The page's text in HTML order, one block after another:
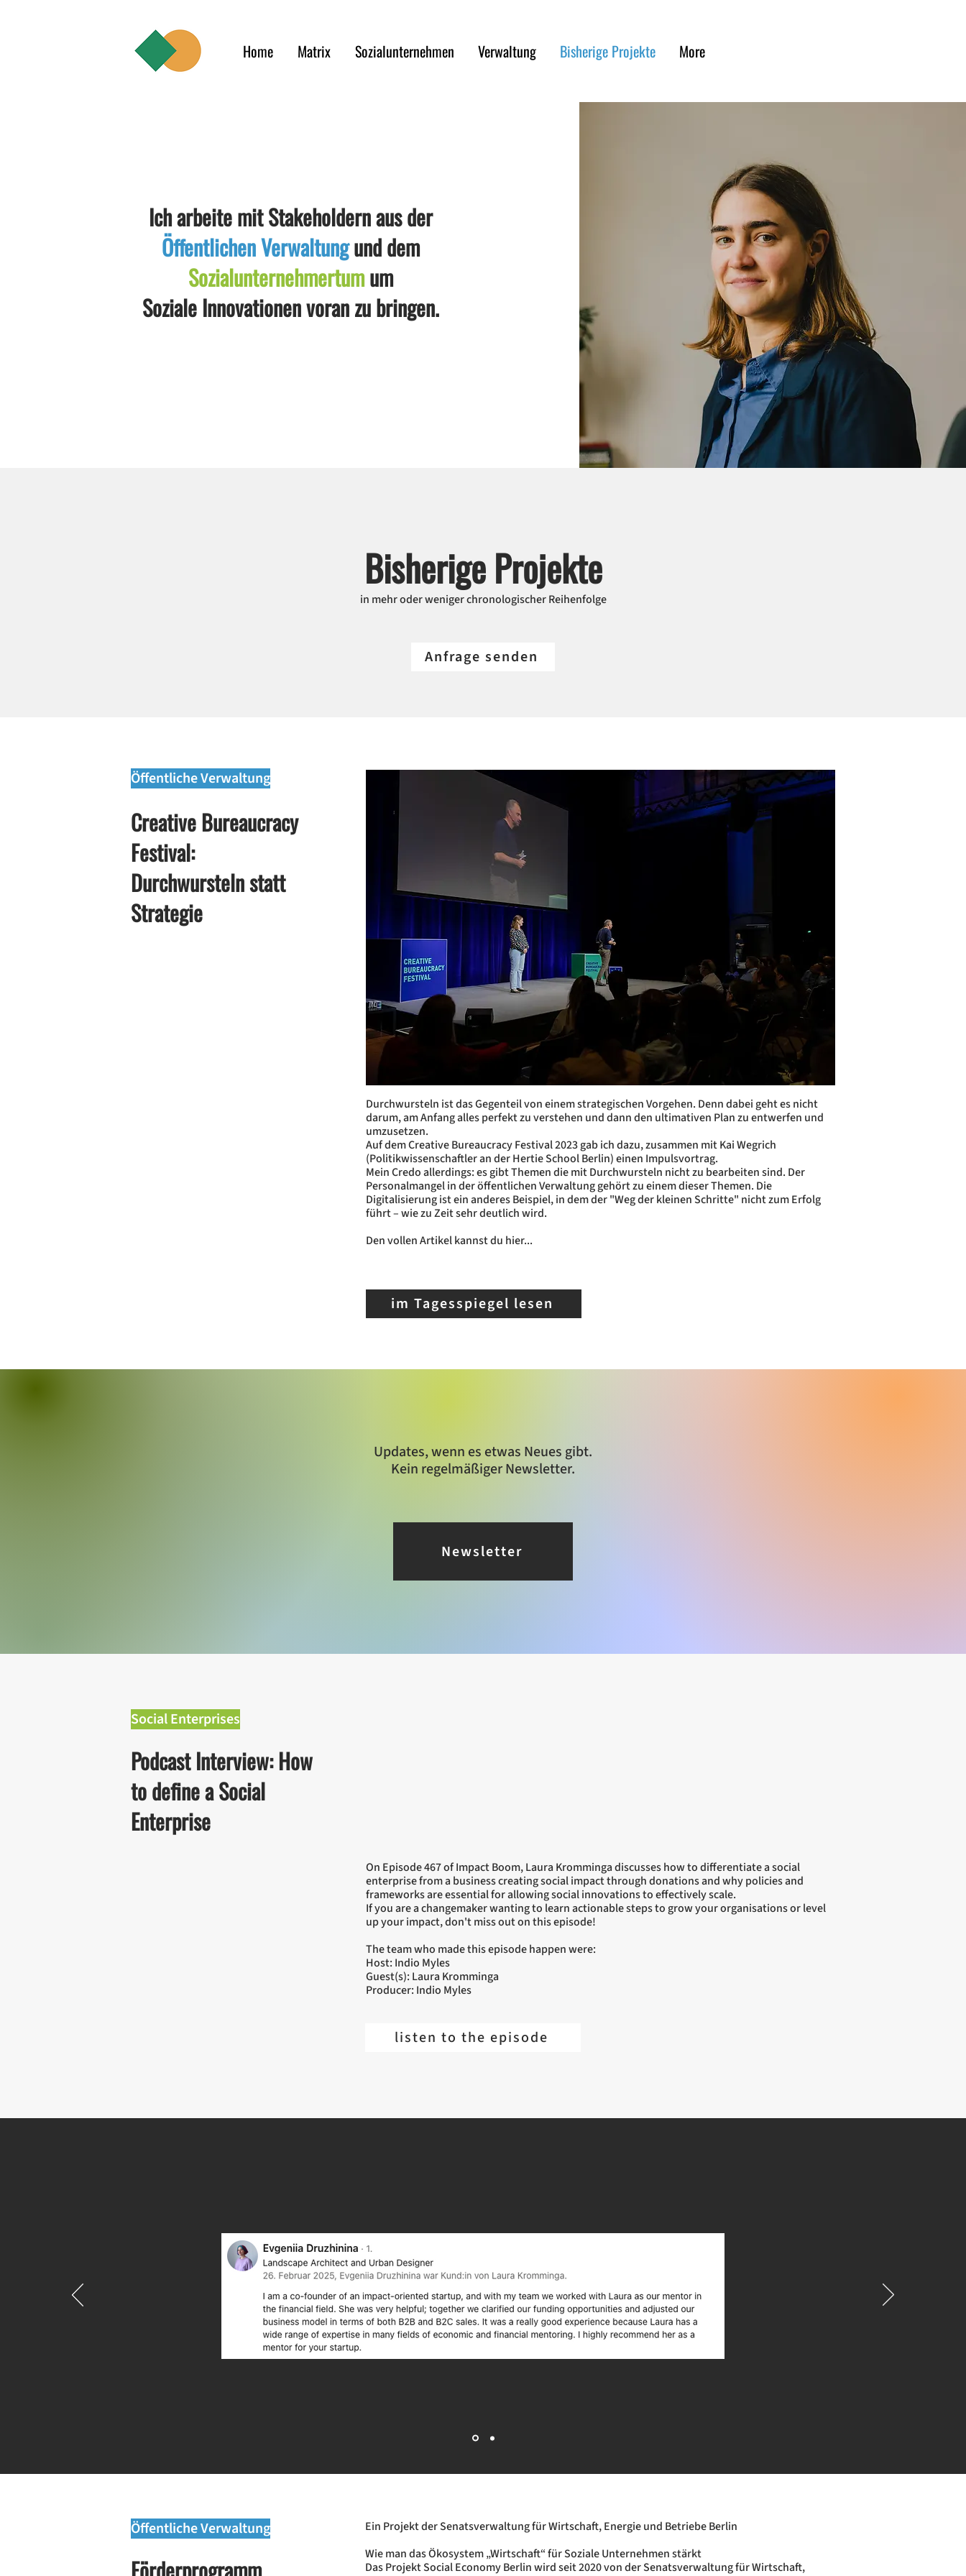
Home Matrix Sozialunternehmen Verwaltung Bisherige Projekte More
Ich arbeite mit Stakeholdern aus der
Öffentlichen Verwaltungund dem
Sozialunternehmertumum
Soziale Innovationen voran zu bringen.
Bisherige Projekte
in mehr oder weniger chronologischer Reihenfolge
Anfrage senden
Öffentliche Verwaltung
Creative Bureaucracy
Festival:
Durchwursteln statt
Strategie
Durchwursteln ist das Gegenteil von einem strategischen Vorgehen. Denn dabei geht es nicht
darum, am Anfang alles perfekt zu verstehen und dann den ultimativen Plan zu entwerfen und
umzusetzen.
Auf dem Creative Bureaucracy Festival 2023 gab ich dazu, zusammen mit Kai Wegrich
(Politikwissenschaftler an der Hertie School Berlin) einen Impulsvortrag.
Mein Credo allerdings: es gibt Themen die mit Durchwursteln nicht zu bearbeiten sind. Der
Personalmangel in der öffentlichen Verwaltung gehört zu einem dieser Themen. Die
Digitalisierung ist ein anderes Beispiel, in dem der "Weg der kleinen Schritte" nicht zum Erfolg
führt – wie zu Zeit sehr deutlich wird.
Den vollen Artikel kannst du hier...
im Tagesspiegel lesen
Updates, wenn es etwas Neues gibt.
Kein regelmäßiger Newsletter.
Newsletter
Social Enterprises
Podcast Interview:How
to define a Social
Enterprise
On Episode 467 of Impact Boom, Laura Kromminga discusses how to differentiate a social
enterprise from a business creating social impact through donations and why policies and
frameworks are essential for allowing social innovations to effectively scale.
If you are a changemaker wanting to learn actionable steps to grow your organisations or level
up your impact, don't miss out on this episode!
The team who made this episode happen were:
Host: Indio Myles
Guest(s): Laura Kromminga
Producer: Indio Myles
listen to the episode
Öffentliche Verwaltung
Ein Projekt der Senatsverwaltung für Wirtschaft, Energie und Betriebe Berlin
Wie man das Ökosystem „Wirtschaft“ für Soziale Unternehmen stärkt
Das Projekt Social Economy Berlin wird seit 2020 von der Senatsverwaltung für Wirtschaft,